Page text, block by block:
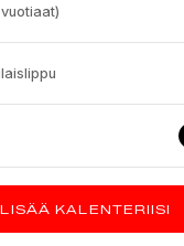
LISÄÄ KALENTERIISI